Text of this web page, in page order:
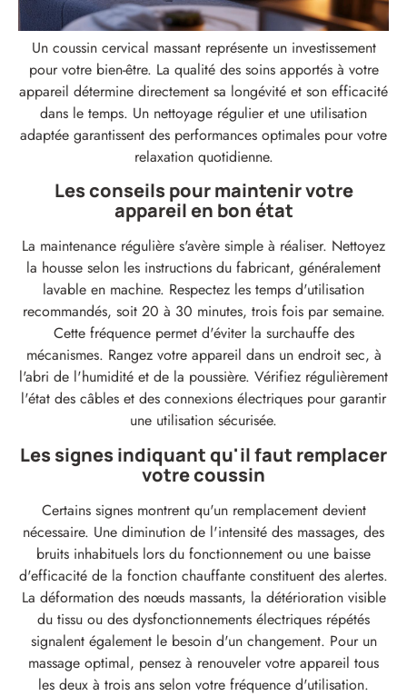
Un coussin cervical massant représente un investissement
pour votre bien-être. La qualité des soins apportés à votre
appareil détermine directement sa longévité et son efficacité
dans le temps. Un nettoyage régulier et une utilisation
adaptée garantissent des performances optimales pour votre
relaxation quotidienne.
Les conseils pour maintenir votre
appareil en bon état
La maintenance régulière s'avère simple à réaliser. Nettoyez
la housse selon les instructions du fabricant, généralement
lavable en machine. Respectez les temps d'utilisation
recommandés, soit 20 à 30 minutes, trois fois par semaine.
Cette fréquence permet d'éviter la surchauffe des
mécanismes. Rangez votre appareil dans un endroit sec, à
l'abri de l'humidité et de la poussière. Vérifiez régulièrement
l'état des câbles et des connexions électriques pour garantir
une utilisation sécurisée.
Les signes indiquant qu'il faut remplacer
votre coussin
Certains signes montrent qu'un remplacement devient
nécessaire. Une diminution de l'intensité des massages, des
bruits inhabituels lors du fonctionnement ou une baisse
d'efficacité de la fonction chauffante constituent des alertes.
La déformation des nœuds massants, la détérioration visible
du tissu ou des dysfonctionnements électriques répétés
signalent également le besoin d'un changement. Pour un
massage optimal, pensez à renouveler votre appareil tous
les deux à trois ans selon votre fréquence d'utilisation.